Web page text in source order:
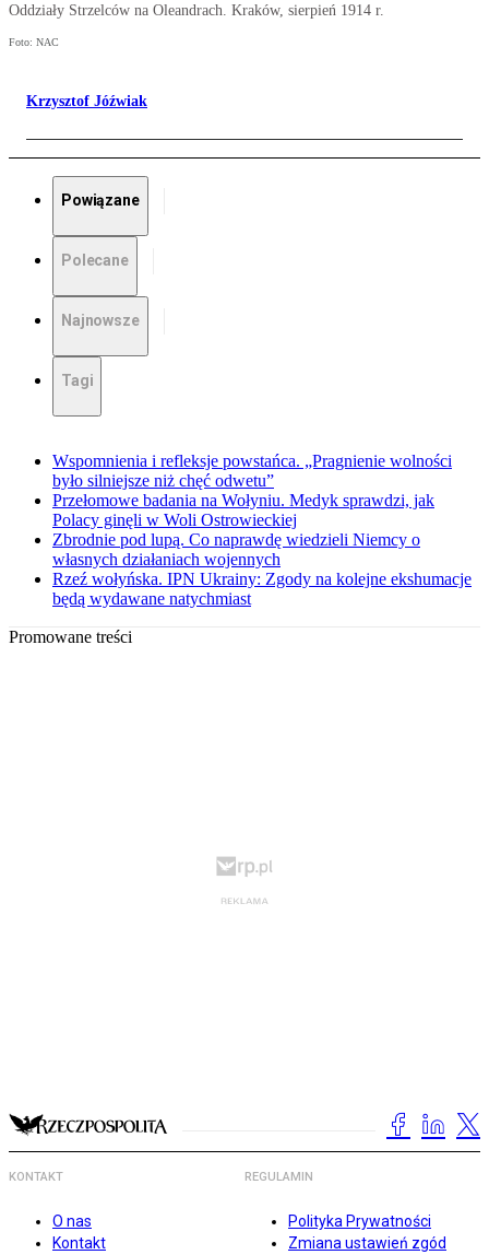
Oddziały Strzelców na Oleandrach. Kraków, sierpień 1914 r.
Foto: NAC
Krzysztof Jóźwiak
Powiązane
Polecane
Najnowsze
Tagi
Wspomnienia i refleksje powstańca. „Pragnienie wolności
było silniejsze niż chęć odwetu”
Przełomowe badania na Wołyniu. Medyk sprawdzi, jak
Polacy ginęli w Woli Ostrowieckiej
Zbrodnie pod lupą. Co naprawdę wiedzieli Niemcy o
własnych działaniach wojennych
Rzeź wołyńska. IPN Ukrainy: Zgody na kolejne ekshumacje
będą wydawane natychmiast
Promowane treści
KONTAKT
O nas
Kontakt
REGULAMIN
Polityka Prywatności
Zmiana ustawień zgód